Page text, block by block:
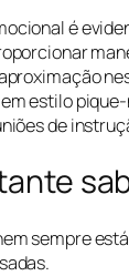
é
estilo
de
sempre